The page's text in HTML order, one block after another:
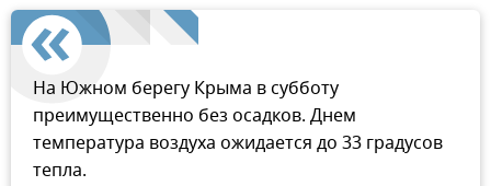
На Южном берегу Крыма в субботу
преимущественно без осадков. Днем
температура воздуха ожидается до 33 градусов
тепла.